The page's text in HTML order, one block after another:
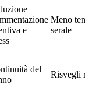
e
Meno
serale
del
Risvegli